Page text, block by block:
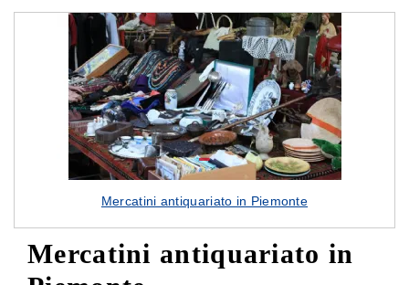
Mercatini antiquariato in Piemonte
Mercatini antiquariato in